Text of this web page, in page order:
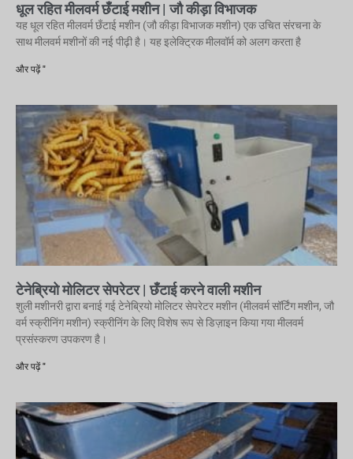
धूल रहित मीलवर्म छँटाई मशीन | जौ कीड़ा विभाजक
यह धूल रहित मीलवर्म छँटाई मशीन (जौ कीड़ा विभाजक मशीन) एक उचित संरचना के
साथ मीलवर्म मशीनों की नई पीढ़ी है। यह इलेक्ट्रिक मीलवॉर्म को अलग करता है
और पढ़ें "
टेनेब्रियो मोलिटर सेपरेटर | छँटाई करने वाली मशीन
शुली मशीनरी द्वारा बनाई गई टेनेब्रियो मोलिटर सेपरेटर मशीन (मीलवर्म सॉर्टिंग मशीन, जौ
वर्म स्क्रीनिंग मशीन) स्क्रीनिंग के लिए विशेष रूप से डिज़ाइन किया गया मीलवर्म
प्रसंस्करण उपकरण है।
और पढ़ें "